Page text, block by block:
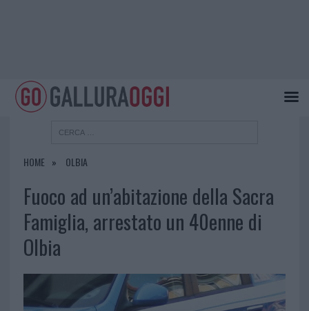
HOME OLBIA
Fuoco ad un’abitazione della Sacra
Famiglia, arrestato un 40enne di
Olbia